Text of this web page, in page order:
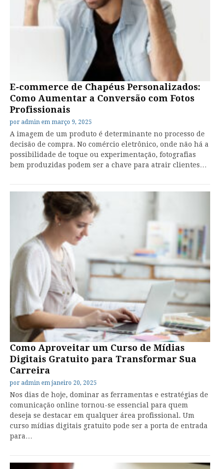
E-commerce de Chapéus Personalizados:
Como Aumentar a Conversão com Fotos
Profissionais
por admin em março 9, 2025
A imagem de um produto é determinante no processo de
decisão de compra. No comércio eletrônico, onde não há a
possibilidade de toque ou experimentação, fotografias
bem produzidas podem ser a chave para atrair clientes…
Como Aproveitar um Curso de Mídias
Digitais Gratuito para Transformar Sua
Carreira
por admin emjaneiro 20, 2025
Nos dias de hoje, dominar as ferramentas e estratégias de
comunicação online tornou-se essencial para quem
deseja se destacar em qualquer área profissional. Um
curso mídias digitais gratuito pode ser a porta de entrada
para…